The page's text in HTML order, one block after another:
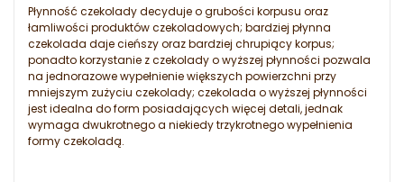
Płynność czekolady decyduje o grubości korpusu oraz
łamliwości produktów czekoladowych; bardziej płynna
czekolada daje cieńszy oraz bardziej chrupiący korpus;
ponadto korzystanie z czekolady o wyższej płynności pozwala
na jednorazowe wypełnienie większych powierzchni przy
mniejszym zużyciu czekolady; czekolada o wyższej płynności
jest idealna do form posiadających więcej detali, jednak
wymaga dwukrotnego a niekiedy trzykrotnego wypełnienia
formy czekoladą.